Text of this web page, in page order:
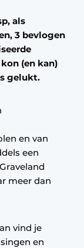
als
3 bevlogen
(en kan)
gelukt.
en van
een
meer dan
vind je
en